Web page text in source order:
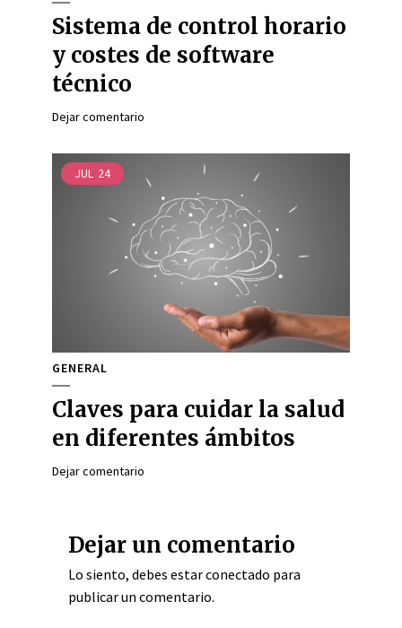
Sistema de control horario
y costes de software
técnico
Dejar comentario
JUL 24
GENERAL
Claves para cuidar la salud
en diferentes ámbitos
Dejar comentario
Dejar un comentario
Lo siento, debes estarconectado para
publicar un comentario.